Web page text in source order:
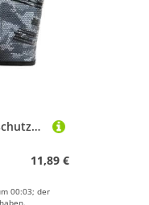
Wdbild UPF50+ Sonnenschutzhandschuhe Zum Angeln Wandern Bequeme Anglerfingerlose Atmungsaktive Elastische Outdoor Angelhandschuhe
11,89 €
00:03; der